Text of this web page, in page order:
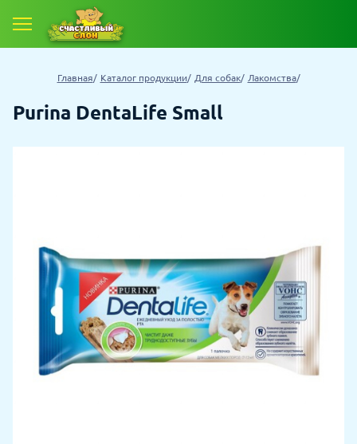
Главная Каталог продукции Для собак Лакомства
Purina DentaLife Small